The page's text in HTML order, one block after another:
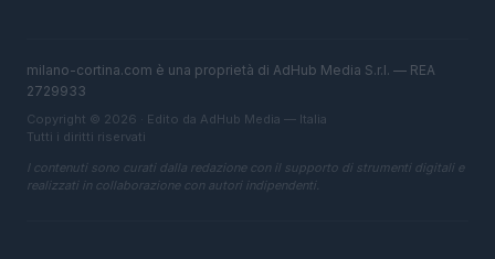
milano-cortina.com è una proprietà di AdHub Media S.r.l. — REA
2729933
Copyright © 2026 · Edito da AdHub Media — Italia
Tutti i diritti riservati
I contenuti sono curati dalla redazione con il supporto di strumenti digitali e
realizzati in collaborazione con autori indipendenti.